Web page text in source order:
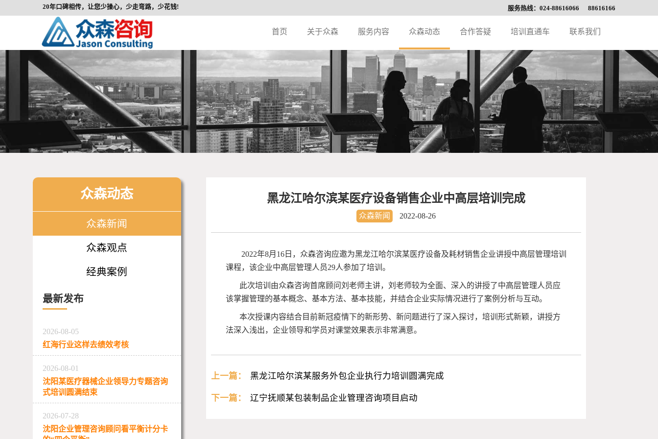
20年口碑相传，让您少操心，少走弯路，少花钱! 服务热线：024-88616066 88616166
首页 关于众森 服务内容 众森动态 合作答疑 培训直通车 联系我们
众森动态
众森新闻
众森观点
经典案例
最新发布
2026-08-05
红海行业这样去绩效考核
2026-08-01
沈阳某医疗器械企业领导力专题咨询
式培训圆满结束
2026-07-28
沈阳企业管理咨询顾问看平衡计分卡
黑龙江哈尔滨某医疗设备销售企业中高层培训完成
众森新闻 2022-08-26
2022年8月16日，众森咨询应邀为黑龙江哈尔滨某医疗设备及耗材销售企业讲授中高层管理培训
课程，该企业中高层管理人员29人参加了培训。
此次培训由众森咨询首席顾问刘老师主讲，刘老师较为全面、深入的讲授了中高层管理人员应
该掌握管理的基本概念、基本方法、基本技能，并结合企业实际情况进行了案例分析与互动。
本次授课内容结合目前新冠疫情下的新形势、新问题进行了深入探讨，培训形式新颖，讲授方
法深入浅出，企业领导和学员对课堂效果表示非常满意。
上一篇： 黑龙江哈尔滨某服务外包企业执行力培训圆满完成
下一篇： 辽宁抚顺某包装制品企业管理咨询项目启动